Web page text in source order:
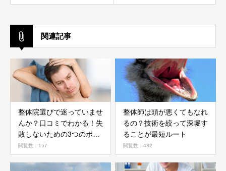
関連記事
整体院選びで迷っていませ
んか？口コミでわかる！失
敗しないための3つのポイ
ント
閲覧数：157
整体師は頭が悪くてもなれ
るの？技術を絞って深堀す
ることが最短ルート
閲覧数：432